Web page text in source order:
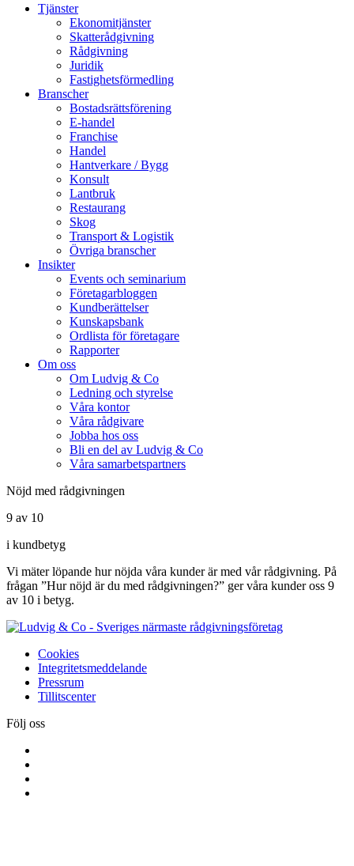
Tjänster
Ekonomitjänster
Skatterådgivning
Rådgivning
Juridik
Fastighetsförmedling
Branscher
Bostadsrättsförening
E-handel
Franchise
Handel
Hantverkare / Bygg
Konsult
Lantbruk
Restaurang
Skog
Transport & Logistik
Övriga branscher
Insikter
Events och seminarium
Företagarbloggen
Kundberättelser
Kunskapsbank
Ordlista för företagare
Rapporter
Om oss
Om Ludvig & Co
Ledning och styrelse
Våra kontor
Våra rådgivare
Jobba hos oss
Bli en del av Ludvig & Co
Våra samarbetspartners
Nöjd med rådgivningen
9 av 10
i kundbetyg
Vi mäter löpande hur nöjda våra kunder är med vår rådgivning. På
frågan ”Hur nöjd är du med rådgivningen?” ger våra kunder oss 9
av 10 i betyg.
Cookies
Integritetsmeddelande
Pressrum
Tillitscenter
Följ oss